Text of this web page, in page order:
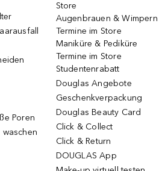
Poren
Store
Augenbrauen & Wimpern
Termine im Store
Maniküre & Pediküre
Termine im Store
Studentenrabatt
Douglas Angebote
Geschenkverpackung
Douglas Beauty Card
Click & Collect
Click & Return
DOUGLAS App